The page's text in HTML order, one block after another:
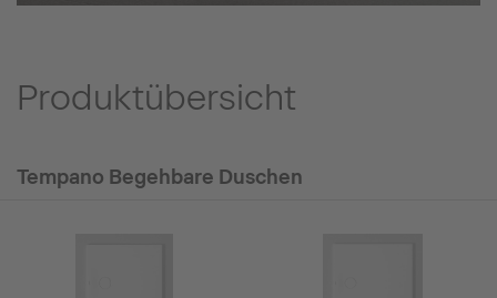
Produktübersicht
Tempano Begehbare Duschen